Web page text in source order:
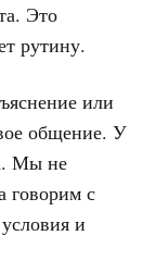
Это
рутину.
или
общение. У
Мы не
говорим с
и